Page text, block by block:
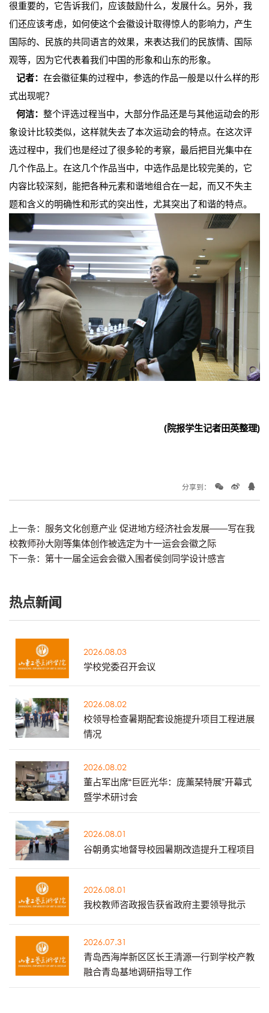
很重要的，它告诉我们，应该鼓励什么，发展什么。另外，我
们还应该考虑，如何使这个会徽设计取得惊人的影响力，产生
国际的、民族的共同语言的效果，来表达我们的民族情、国际
观等，因为它代表着我们中国的形象和山东的形象。
记者： 在会徽征集的过程中，参选的作品一般是以什么样的形
式出现呢？
何洁： 整个评选过程当中，大部分作品还是与其他运动会的形
象设计比较类似，这样就失去了本次运动会的特点。在这次评
选过程中，我们也是经过了很多轮的考察，最后把目光集中在
几个作品上。在这几个作品当中，中选作品是比较完美的，它
内容比较深刻，能把各种元素和谐地组合在一起，而又不失主
题和含义的明确性和形式的突出性，尤其突出了和谐的特点。
(院报学生记者田英整理)
分享到：
上一条： 服务文化创意产业 促进地方经济社会发展——写在我
校教师孙大刚等集体创作被选定为十一运会会徽之际
下一条： 第十一届全运会会徽入围者侯剑同学设计感言
热点新闻
2026.08.03
学校党委召开会议
2026.08.02
校领导检查暑期配套设施提升项目工程进展
情况
2026.08.02
董占军出席“巨匠光华：庞薰琹特展”开幕式
暨学术研讨会
2026.08.01
谷朝勇实地督导校园暑期改造提升工程项目
2026.08.01
我校教师咨政报告获省政府主要领导批示
2026.07.31
青岛西海岸新区区长王清源一行到学校产教
融合青岛基地调研指导工作